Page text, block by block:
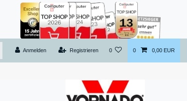
Anmelden Registrieren 0 0 0,00 EUR